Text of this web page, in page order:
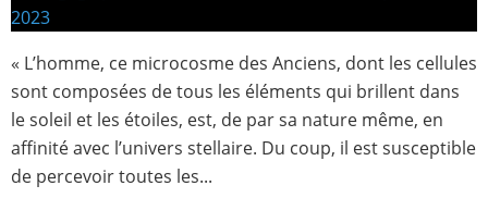
« L’homme, ce microcosme des Anciens, dont les cellules
sont composées de tous les éléments qui brillent dans
le soleil et les étoiles, est, de par sa nature même, en
affinité avec l’univers stellaire. Du coup, il est susceptible
de percevoir toutes les...